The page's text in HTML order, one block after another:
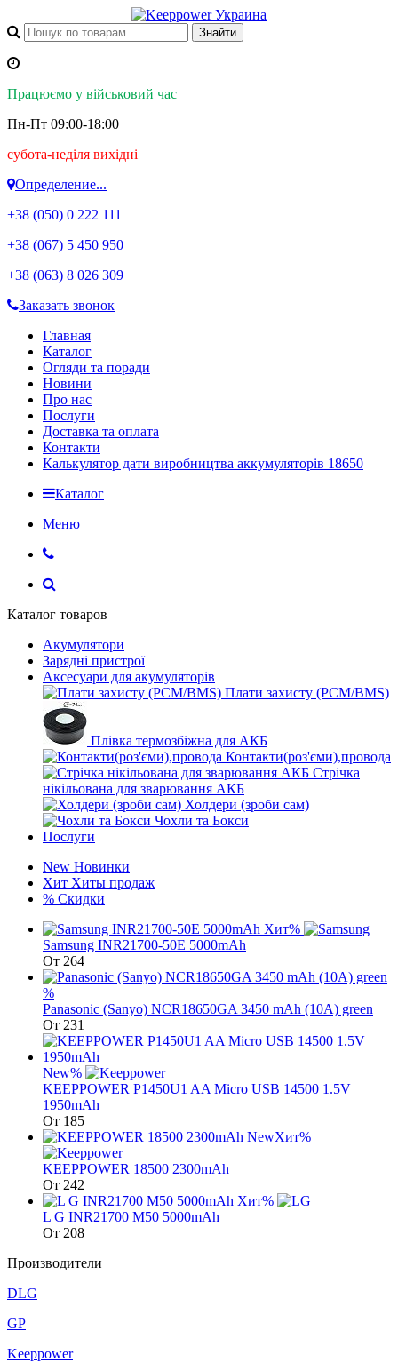
Працюємо у військовий час
Пн-Пт 09:00-18:00
субота-неділя вихідні
Определение...
+38 (050) 0 222 111
+38 (067) 5 450 950
+38 (063) 8 026 309
Заказать звонок
Главная
Каталог
Огляди та поради
Новини
Про нас
Послуги
Доставка та оплата
Контакти
Калькулятор дати виробництва аккумуляторів 18650
Каталог
Меню
Каталог товаров
Акумулятори
Зарядні пристрої
Аксесуари для акумуляторів
Плати захисту (PCM/BMS)
Плівка термозбіжна для АКБ
Контакти(роз'єми),провода
Стрічка
нікільована для зварювання АКБ
Холдери (зроби сам)
Чохли та Бокси
Послуги
New Новинки
Хит Хиты продаж
% Скидки
Хит%
Samsung INR21700-50E 5000mAh
От 264
%
Panasonic (Sanyo) NCR18650GA 3450 mAh (10A) green
От 231
New%
KEEPPOWER P1450U1 AA Micro USB 14500 1.5V
1950mAh
От 185
NewХит%
KEEPPOWER 18500 2300mAh
От 242
Хит%
L G INR21700 М50 5000mAh
От 208
Производители
DLG
GP
Keeppower